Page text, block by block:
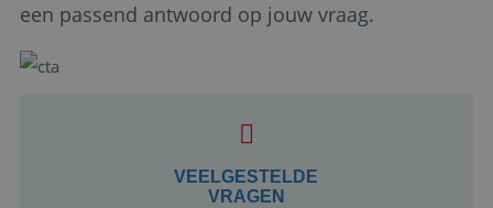
een passend antwoord op jouw vraag.
VEELGESTELDE
VRAGEN